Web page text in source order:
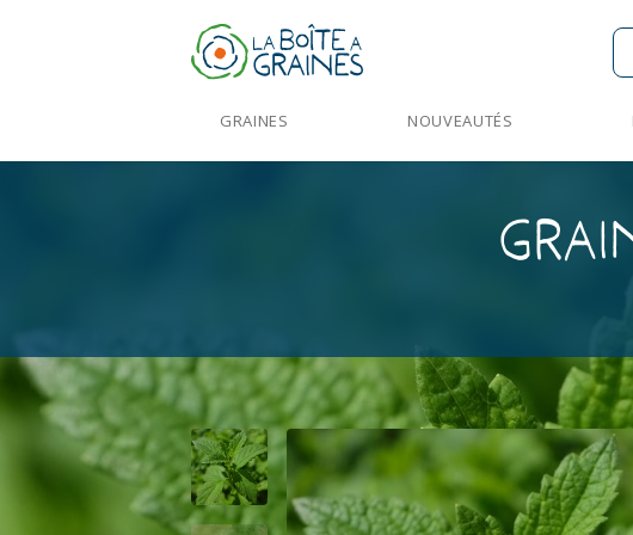
GRAINES NOUVEAUTÉS
Accueil > Produits > Graines Aromatiques >